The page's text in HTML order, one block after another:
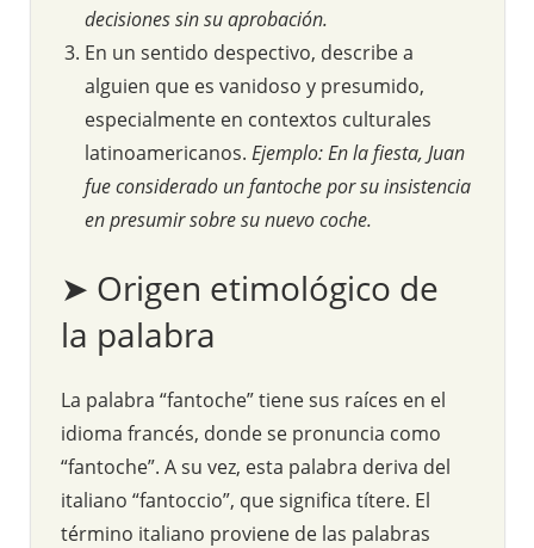
decisiones sin su aprobación.
En un sentido despectivo, describe a
alguien que es vanidoso y presumido,
especialmente en contextos culturales
latinoamericanos. Ejemplo: En la fiesta, Juan
fue considerado un fantoche por su insistencia
en presumir sobre su nuevo coche.
➤ Origen etimológico de
la palabra
La palabra “fantoche” tiene sus raíces en el
idioma francés, donde se pronuncia como
“fantoche”. A su vez, esta palabra deriva del
italiano “fantoccio”, que significa títere. El
término italiano proviene de las palabras